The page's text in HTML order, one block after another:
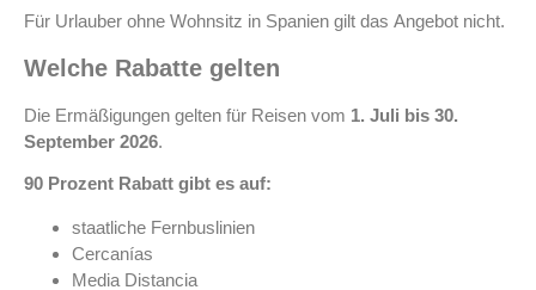
Für Urlauber ohne Wohnsitz in Spanien gilt das Angebot nicht.
Welche Rabatte gelten
Die Ermäßigungen gelten für Reisen vom 1. Juli bis 30.
September 2026.
90 Prozent Rabatt gibt es auf:
staatliche Fernbuslinien
Cercanías
Media Distancia